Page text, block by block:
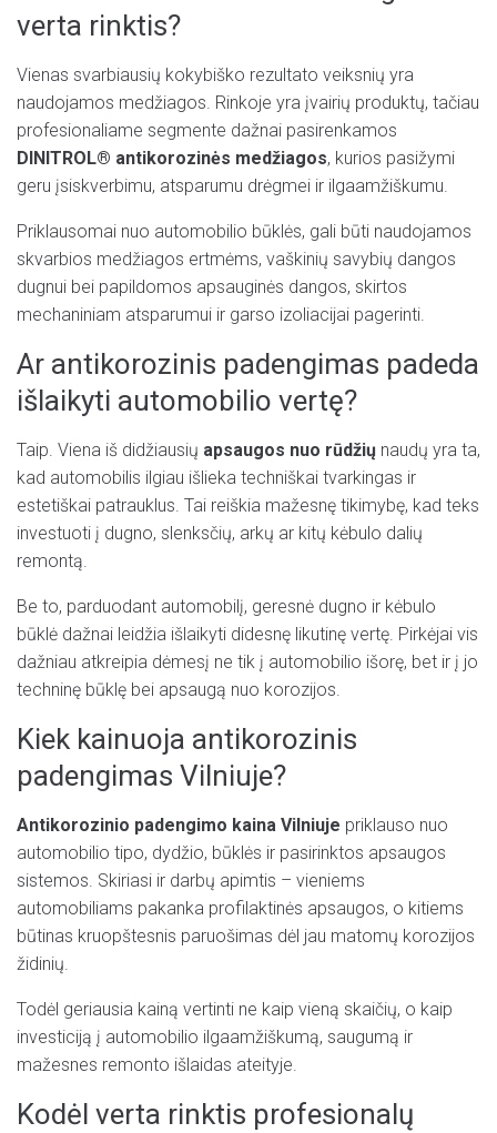
verta rinktis?
Vienas svarbiausių kokybiško rezultato veiksnių yra
naudojamos medžiagos. Rinkoje yra įvairių produktų, tačiau
profesionaliame segmente dažnai pasirenkamos
DINITROL® antikorozinės medžiagos, kurios pasižymi
geru įsiskverbimu, atsparumu drėgmei ir ilgaamžiškumu.
Priklausomai nuo automobilio būklės, gali būti naudojamos
skvarbios medžiagos ertmėms, vaškinių savybių dangos
dugnui bei papildomos apsauginės dangos, skirtos
mechaniniam atsparumui ir garso izoliacijai pagerinti.
Ar antikorozinis padengimas padeda
išlaikyti automobilio vertę?
Taip. Viena iš didžiausių apsaugos nuo rūdžių naudų yra ta,
kad automobilis ilgiau išlieka techniškai tvarkingas ir
estetiškai patrauklus. Tai reiškia mažesnę tikimybę, kad teks
investuoti į dugno, slenksčių, arkų ar kitų kėbulo dalių
remontą.
Be to, parduodant automobilį, geresnė dugno ir kėbulo
būklė dažnai leidžia išlaikyti didesnę likutinę vertę. Pirkėjai vis
dažniau atkreipia dėmesį ne tik į automobilio išorę, bet ir į jo
techninę būklę bei apsaugą nuo korozijos.
Kiek kainuoja antikorozinis
padengimas Vilniuje?
Antikorozinio padengimo kaina Vilniuje priklauso nuo
automobilio tipo, dydžio, būklės ir pasirinktos apsaugos
sistemos. Skiriasi ir darbų apimtis – vieniems
automobiliams pakanka profilaktinės apsaugos, o kitiems
būtinas kruopštesnis paruošimas dėl jau matomų korozijos
židinių.
Todėl geriausia kainą vertinti ne kaip vieną skaičių, o kaip
investiciją į automobilio ilgaamžiškumą, saugumą ir
mažesnes remonto išlaidas ateityje.
Kodėl verta rinktis profesionalų